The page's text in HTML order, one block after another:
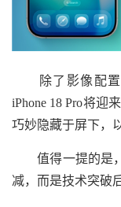
除了影像配置
iPhone 18 Pro将迎
巧妙隐藏于屏下，
值得一提的是，
减，而是技术突破